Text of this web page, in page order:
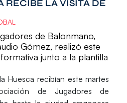
RECIBE LA VISITA DE
de Balonmano,
Gómez, realizó este
junto a la plantilla
Huesca recibían este martes
de Jugadores de